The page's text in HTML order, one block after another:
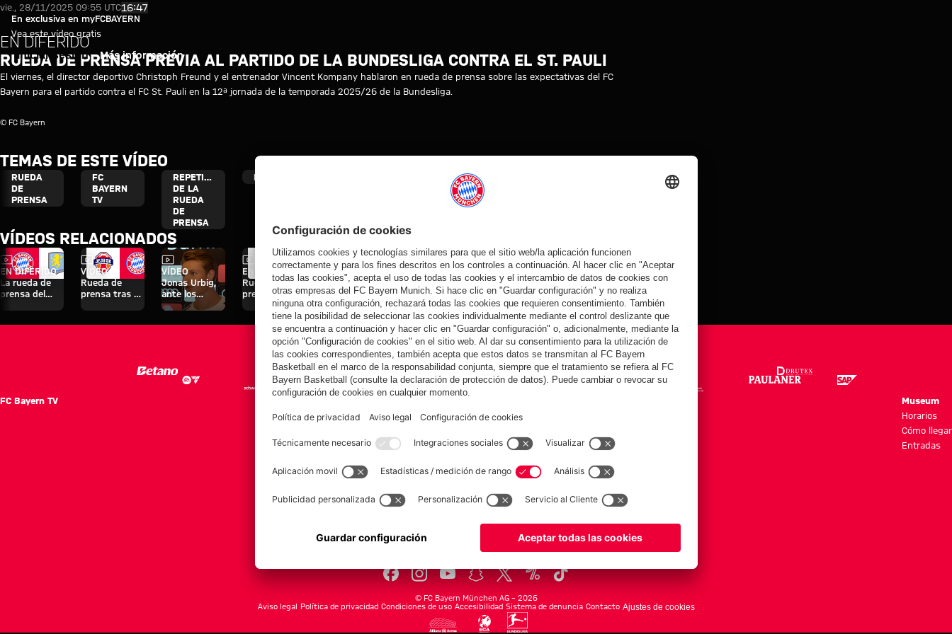
Vídeo: Rueda de prensa previa al FC Bayern - FC St. Pauli
Reproducir vídeo
En exclusiva en myFCBAYERN
Vea este vídeo gratis
Iniciar sesión Más información
vie., 28/11/2025 09:55 UTC16:47
EN DIFERIDO
RUEDA DE PRENSA PREVIA AL PARTIDO DE LA BUNDESLIGA CONTRA EL ST. PAULI
El viernes, el director deportivo Christoph Freund y el entrenador Vincent Kompany hablaron en rueda de prensa sobre las expectativas del FC
Bayern para el partido contra el FC St. Pauli en la 12ª jornada de la temporada 2025/26 de la Bundesliga.
© FC Bayern
TEMAS DE ESTE VÍDEO
RUEDA
DE
PRENSA
FC
BAYERN
TV
REPETICIÓN
DE LA
RUEDA
DE
PRENSA
VÍDEOS RELACIONADOS
Vídeo
EN DIFERIDO
La rueda de
prensa del
el Aston Villa
Vídeo
VÍDEO
Rueda de
prensa tras el
contra el Jeju
Vídeo
VÍDEO
Jonas Urbig,
ante los
medios en
Vídeo
EN DIFERIDO
Rueda de
prensa del
Audi Football
Summit
contra el Jeju
Vídeo
EN DIFERIDO
Presentación
oficial de
Nathaniel
Brown
Vídeo
VÍDEO
Ronda con los
medios en el
Tegernsee con
Manuel Neuer
Vídeo
VÍDEO
Ronda con los
medios en el
Tegernsee con
Arijon
Ibrahimović
Vídeo
VÍDEO
Entrevistas
con los
responsables
del FC Bayern
tras el inicio
del Audi
Summer Tour
Colaborador
FC Bayern TV
FC Bayern.com
Noticias
Club
Jugadores
Rebajas %
Museum
Horarios
Cómo llegar
Entradas
© FC Bayern München AG – 2026
Aviso legal Política de privacidad Condiciones de uso Accesibilidad Sistema de denuncia Contacto Ajustes de cookies